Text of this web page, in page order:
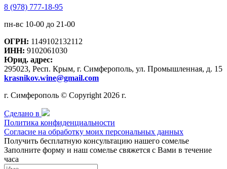
8 (978) 777-18-95
пн-вс 10-00 до 21-00
ОГРН: 1149102132112
ИНН: 9102061030
Юрид. адрес:
295023, Респ. Крым, г. Симферополь, ул. Промышленная, д. 15
krasnikov.wine@gmail.com
г. Симферополь © Copyright 2026 г.
Сделано в
Политика конфиденциальности
Согласие на обработку моих персональных данных
Получить бесплатную консультацию нашего сомелье
Заполните форму и наш сомелье свяжется с Вами в течение
часа